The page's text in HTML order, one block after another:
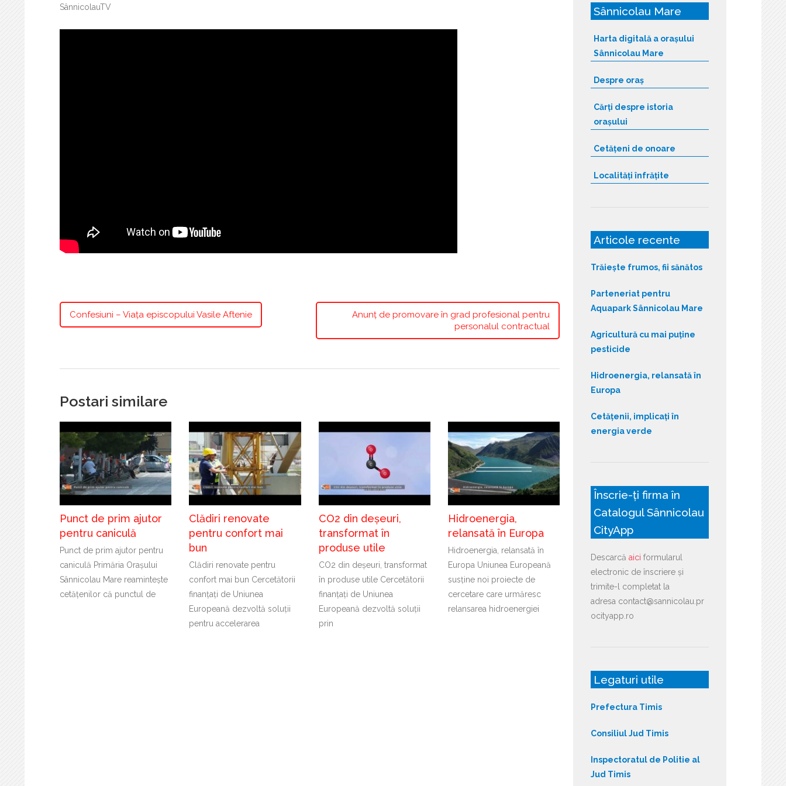
SânnicolauTV
Confesiuni – Viața episcopului Vasile Aftenie
Anunț de promovare în grad profesional pentru
personalul contractual
Postari similare
Punct de prim ajutor
pentru caniculă
Punct de prim ajutor pentru
caniculă Primăria Orașului
Sânnicolau Mare reamintește
cetățenilor că punctul de
Clădiri renovate
pentru confort mai
bun
Clădiri renovate pentru
confort mai bun Cercetătorii
finanțați de Uniunea
Europeană dezvoltă soluții
pentru accelerarea
CO2 din deșeuri,
transformat în
produse utile
CO2 din deșeuri, transformat
în produse utile Cercetătorii
finanțați de Uniunea
Europeană dezvoltă soluții
prin
Hidroenergia,
relansată în Europa
Hidroenergia, relansată în
Europa Uniunea Europeană
susține noi proiecte de
cercetare care urmăresc
relansarea hidroenergiei
Sânnicolau Mare
Harta digitală a orașului
Sânnicolau Mare
Despre oraș
Cărți despre istoria
orașului
Cetățeni de onoare
Localități înfrățite
Articole recente
Trăiește frumos, fii sănătos
Parteneriat pentru
Aquapark Sânnicolau Mare
Agricultură cu mai puține
pesticide
Hidroenergia, relansată în
Europa
Cetățenii, implicați în
energia verde
Înscrie-ți firma în
Catalogul Sânnicolau
CityApp
Descarcă aici formularul
electronic de înscriere și
trimite-l completat la
adresa contact@sannicolau.pr
ocityapp.ro
Legaturi utile
Prefectura Timis
Consiliul Jud Timis
Inspectoratul de Politie al
Jud Timis